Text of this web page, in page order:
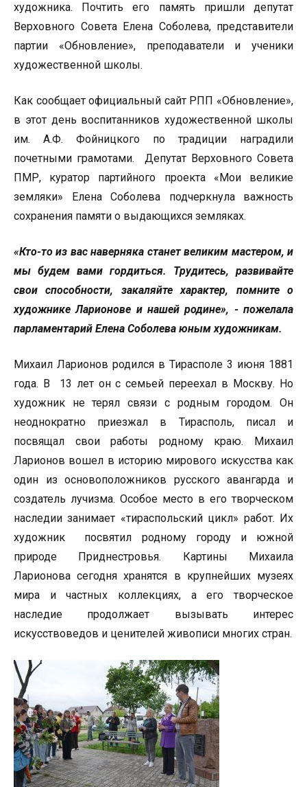
художника. Почтить его память пришли депутат
Верховного Совета Елена Соболева, представители
партии «Обновление», преподаватели и ученики
художественной школы.
Как сообщает официальный сайт РПП «Обновление»,
в этот день воспитанников художественной школы
им. А.Ф. Фойницкого по традиции наградили
почетными грамотами. Депутат Верховного Совета
ПМР, куратор партийного проекта «Мои великие
земляки» Елена Соболева подчеркнула важность
сохранения памяти о выдающихся земляках.
«Кто-то из вас наверняка станет великим мастером, и
мы будем вами гордиться. Трудитесь, развивайте
свои способности, закаляйте характер, помните о
художнике Ларионове и нашей родине», - пожелала
парламентарий Елена Соболева юным художникам.
Михаил Ларионов родился в Тирасполе 3 июня 1881
года. В 13 лет он с семьей переехал в Москву. Но
художник не терял связи с родным городом. Он
неоднократно приезжал в Тирасполь, писал и
посвящал свои работы родному краю. Михаил
Ларионов вошел в историю мирового искусства как
один из основоположников русского авангарда и
создатель лучизма. Особое место в его творческом
наследии занимает «тираспольский цикл» работ. Их
художник посвятил родному городу и южной
природе Приднестровья. Картины Михаила
Ларионова сегодня хранятся в крупнейших музеях
мира и частных коллекциях, а его творческое
наследие продолжает вызывать интерес
искусствоведов и ценителей живописи многих стран.